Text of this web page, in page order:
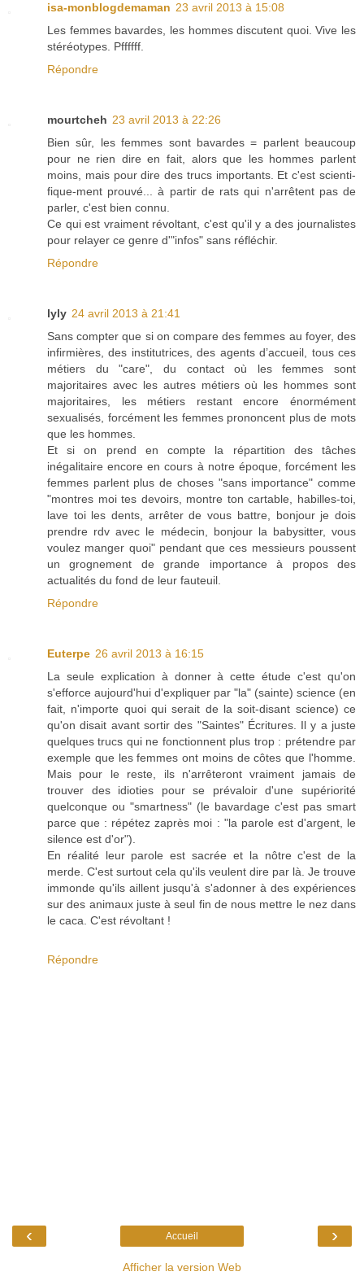
isa-monblogdemaman 23 avril 2013 à 15:08
Les femmes bavardes, les hommes discutent quoi. Vive les
stéréotypes. Pffffff.
Répondre
mourtcheh 23 avril 2013 à 22:26
Bien sûr, les femmes sont bavardes = parlent beaucoup
pour ne rien dire en fait, alors que les hommes parlent
moins, mais pour dire des trucs importants. Et c'est scienti-
fique-ment prouvé... à partir de rats qui n'arrêtent pas de
parler, c'est bien connu.
Ce qui est vraiment révoltant, c'est qu'il y a des journalistes
pour relayer ce genre d'"infos" sans réfléchir.
Répondre
lyly 24 avril 2013 à 21:41
Sans compter que si on compare des femmes au foyer, des
infirmières, des institutrices, des agents d’accueil, tous ces
métiers du "care", du contact où les femmes sont
majoritaires avec les autres métiers où les hommes sont
majoritaires, les métiers restant encore énormément
sexualisés, forcément les femmes prononcent plus de mots
que les hommes.
Et si on prend en compte la répartition des tâches
inégalitaire encore en cours à notre époque, forcément les
femmes parlent plus de choses "sans importance" comme
"montres moi tes devoirs, montre ton cartable, habilles-toi,
lave toi les dents, arrêter de vous battre, bonjour je dois
prendre rdv avec le médecin, bonjour la babysitter, vous
voulez manger quoi" pendant que ces messieurs poussent
un grognement de grande importance à propos des
actualités du fond de leur fauteuil.
Répondre
Euterpe 26 avril 2013 à 16:15
La seule explication à donner à cette étude c'est qu'on
s'efforce aujourd'hui d'expliquer par "la" (sainte) science (en
fait, n'importe quoi qui serait de la soit-disant science) ce
qu'on disait avant sortir des "Saintes" Écritures. Il y a juste
quelques trucs qui ne fonctionnent plus trop : prétendre par
exemple que les femmes ont moins de côtes que l'homme.
Mais pour le reste, ils n'arrêteront vraiment jamais de
trouver des idioties pour se prévaloir d'une supériorité
quelconque ou "smartness" (le bavardage c'est pas smart
parce que : répétez zaprès moi : "la parole est d'argent, le
silence est d'or").
En réalité leur parole est sacrée et la nôtre c'est de la
merde. C'est surtout cela qu'ils veulent dire par là. Je trouve
immonde qu'ils aillent jusqu'à s'adonner à des expériences
sur des animaux juste à seul fin de nous mettre le nez dans
le caca. C'est révoltant !
Répondre
‹ ›
Accueil
Afficher la version Web